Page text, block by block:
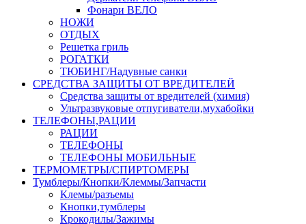
Фонари ВЕЛО
НОЖИ
ОТДЫХ
Решетка гриль
РОГАТКИ
ТЮБИНГ/Надувные санки
СРЕДСТВА ЗАЩИТЫ ОТ ВРЕДИТЕЛЕЙ
Средства защиты от вредителей (химия)
Ультразвуковые отпугиватели,мухабойки
ТЕЛЕФОНЫ,РАЦИИ
РАЦИИ
ТЕЛЕФОНЫ
ТЕЛЕФОНЫ МОБИЛЬНЫЕ
ТЕРМОМЕТРЫ/СПИРТОМЕРЫ
Тумблеры/Кнопки/Клеммы/Запчасти
Клемы/разъемы
Кнопки,тумблеры
Крокодилы/Зажимы